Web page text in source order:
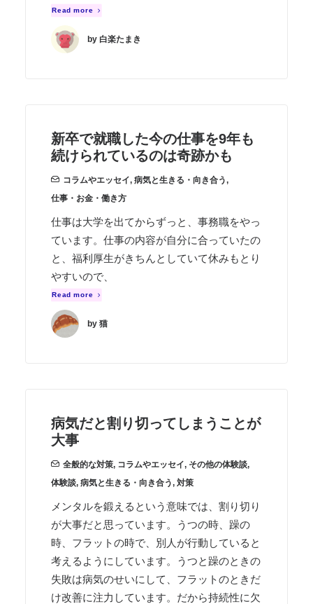
Read more
by 白楽たまき
新卒で就職した今の仕事を9年も
続けられているのは奇跡かも
コラムやエッセイ, 病気と生きる・向き合う,
仕事・お金・働き方
仕事は大学を出てからずっと、事務職をやっ
ています。仕事の内容が自分に合っていたの
と、福利厚生がきちんとしていて休みもとり
やすいので、
Read more
by 猫
病気だと割り切ってしまうことが
大事
全般的な対策, コラムやエッセイ, その他の体験談,
体験談, 病気と生きる・向き合う, 対策
メンタルを鍛えるという意味では、割り切り
が大事だと思っています。うつの時、躁の
時、フラットの時で、別人が行動していると
考えるようにしています。うつと躁のときの
失敗は病気のせいにして、フラットのときだ
け改善に注力しています。だから持続性に欠